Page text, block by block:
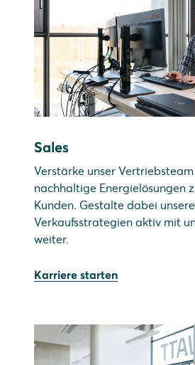
Sales
Verstärke unser
nachhaltige Energielösungen
Kunden. Gestalte dabei unsere
Verkaufsstrategien aktiv mit
weiter.
Karriere starten